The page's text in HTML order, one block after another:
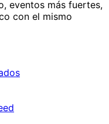
eventos más fuertes,
con el mismo